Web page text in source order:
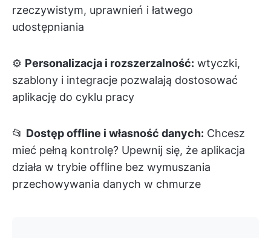
rzeczywistym, uprawnień i łatwego
udostępniania
⚙️ Personalizacja i rozszerzalność: wtyczki,
szablony i integracje pozwalają dostosować
aplikację do cyklu pracy
📂 Dostęp offline i własność danych: Chcesz
mieć pełną kontrolę? Upewnij się, że aplikacja
działa w trybie offline bez wymuszania
przechowywania danych w chmurze